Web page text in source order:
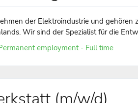
der Elektroindustrie und gehören
Wir sind der Spezialist für die
employment - Full time